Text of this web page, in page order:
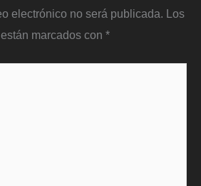
electrónico no será publicada. Los
marcados con *